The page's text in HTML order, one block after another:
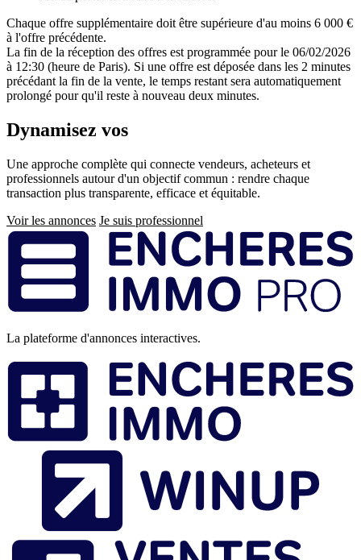
Chaque offre supplémentaire doit être supérieure d'au moins 6 000 €
à l'offre précédente.
La fin de la réception des offres est programmée pour le 06/02/2026
à 12:30 (heure de Paris). Si une offre est déposée dans les 2 minutes
précédant la fin de la vente, le temps restant sera automatiquement
prolongé pour qu'il reste à nouveau deux minutes.
Dynamisez vos
Une approche complète qui connecte vendeurs, acheteurs et
professionnels autour d'un objectif commun : rendre chaque
transaction plus transparente, efficace et équitable.
Voir les annonces Je suis professionnel
Pied
de
page
La plateforme d'annonces interactives.